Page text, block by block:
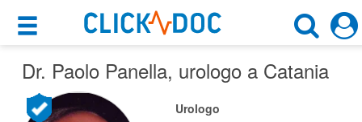
×
Motore di ricerca
×
Cerca uno specialista
Cosa possiamo offrirti
Dr. Paolo Panella, urologo a Catania
Urologo